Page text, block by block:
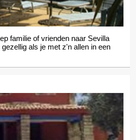
familie of vrienden naar Sevilla
als je met z'n allen in een